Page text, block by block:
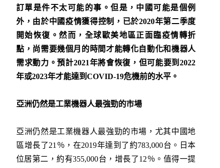
訂單是件不太可能的事。但是，中國可能是個例
外，由於中國疫情獲得控制，已於2020年第二季度
開始恢復。然而，全球歐美地區正面臨疫情轉折
點，尚需要幾個月的時間才能轉化自動化和機器人
需求動力。預計2021年將會恢復，但可能要到2022
年或2023年才能達到COVID-19危機前的水平。
亞洲仍然是工業機器人最強勁的市場
亞洲仍然是工業機器人最強勁的市場，尤其中國地
區增長了21％，在2019年達到了約783,000台。日本
位居第二，約有355,000台，增長了12％。值得一提